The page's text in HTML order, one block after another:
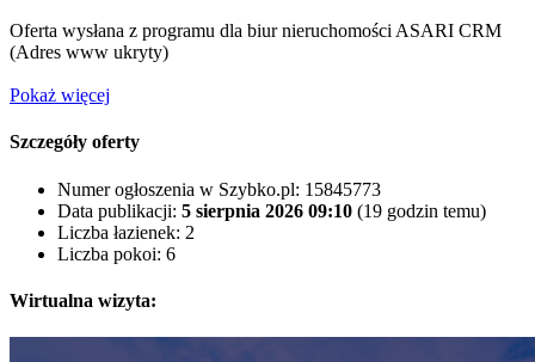
Oferta wysłana z programu dla biur nieruchomości ASARI CRM
(Adres www ukryty)
Pokaż więcej
Szczegóły oferty
Numer ogłoszenia w Szybko.pl: 15845773
Data publikacji: 5 sierpnia 2026 09:10 (19 godzin temu)
Liczba łazienek: 2
Liczba pokoi: 6
Wirtualna wizyta: